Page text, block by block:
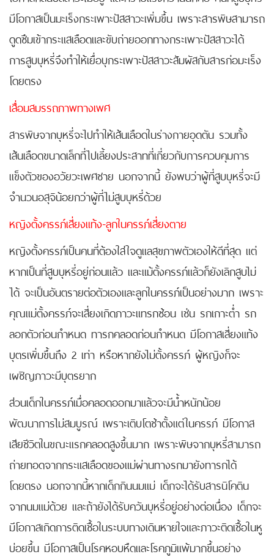
มีโอกาสเป็นมะเร็งกระเพาะปัสสาวะเพิ่มขึ้น เพราะสารพิษสามารถ
ดูดซึมเข้ากระแสเลือดและขับถ่ายออกทางกระเพาะปัสสาวะได้
การสูบบุหรี่จึงทำให้เยื่อบุกระเพาะปัสสาวะสัมผัสกับสารก่อมะเร็ง
โดยตรง
เสื่อมสมรรถภาพทางเพศ
สารพิษจากบุหรี่จะไปทำให้เส้นเลือดในร่างกายอุดตัน รวมทั้ง
เส้นเลือดขนาดเล็กที่ไปเลี้ยงประสาทที่เกี่ยวกับการควบคุมการ
แข็งตัวของอวัยวะเพศชาย นอกจากนี้ ยังพบว่าผู้ที่สูบบุหรี่จะมี
จำนวนอสุจิน้อยกว่าผู้ที่ไม่สูบบุหรี่ด้วย
หญิงตั้งครรภ์เสี่ยงแท้ง-ลูกในครรภ์เสี่ยงตาย
หญิงตั้งครรภ์เป็นคนที่ต้องใส่ใจดูแลสุขภาพตัวเองให้ดีที่สุด แต่
หากเป็นที่สูบบุหรี่อยู่ก่อนแล้ว และแม้ตั้งครรภ์แล้วก็ยังเลิกสูบไม่
ได้ จะเป็นอันตรายต่อตัวเองและลูกในครรภ์เป็นอย่างมาก เพราะ
คุณแม่ตั้งครรภ์จะเสี่ยงเกิดภาวะแทรกซ้อน เช่น รกเกาะต่ำ รก
ลอกตัวก่อนกำหนด ทารกคลอดก่อนกำหนด มีโอกาสเสี่ยงแท้ง
บุตรเพิ่มขึ้นถึง 2 เท่า หรือหากยังไม่ตั้งครรภ์ ผู้หญิงก็จะ
เผชิญภาวะมีบุตรยาก
ส่วนเด็กในครรภ์เมื่อคลอดออกมาแล้วจะมีน้ำหนักน้อย
พัฒนาการไม่สมบูรณ์ เพราะเติบโตช้าตั้งแต่ในครรภ์ มีโอกาส
เสียชีวิตในขณะแรกคลอดสูงขึ้นมาก เพราะพิษจากบุหรี่สามารถ
ถ่ายทอดจากกระแสเลือดของแม่ผ่านทางรกมายังทารกได้
โดยตรง นอกจากนี้หากเด็กกินนมแม่ เด็กจะได้รับสารนิโคติน
จากนมแม่ด้วย และถ้ายังได้รับควันบุหรี่อยู่อย่างต่อเนื่อง เด็กจะ
มีโอกาสเกิดการติดเชื้อในระบบทางเดินหายใจและภาวะติดเชื้อในหู
บ่อยขึ้น มีโอกาสเป็นโรคหอบหืดและโรคภูมิแพ้มากขึ้นอย่าง